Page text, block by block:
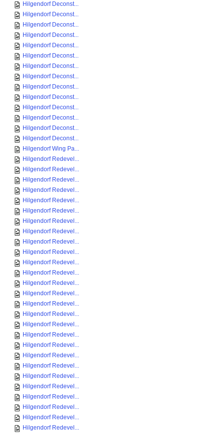
Hilgendorf Deconst...
Hilgendorf Deconst...
Hilgendorf Deconst...
Hilgendorf Deconst...
Hilgendorf Deconst...
Hilgendorf Deconst...
Hilgendorf Deconst...
Hilgendorf Deconst...
Hilgendorf Deconst...
Hilgendorf Deconst...
Hilgendorf Deconst...
Hilgendorf Deconst...
Hilgendorf Deconst...
Hilgendorf Deconst...
Hilgendorf Wing Pa...
Hilgendorf Redevel...
Hilgendorf Redevel...
Hilgendorf Redevel...
Hilgendorf Redevel...
Hilgendorf Redevel...
Hilgendorf Redevel...
Hilgendorf Redevel...
Hilgendorf Redevel...
Hilgendorf Redevel...
Hilgendorf Redevel...
Hilgendorf Redevel...
Hilgendorf Redevel...
Hilgendorf Redevel...
Hilgendorf Redevel...
Hilgendorf Redevel...
Hilgendorf Redevel...
Hilgendorf Redevel...
Hilgendorf Redevel...
Hilgendorf Redevel...
Hilgendorf Redevel...
Hilgendorf Redevel...
Hilgendorf Redevel...
Hilgendorf Redevel...
Hilgendorf Redevel...
Hilgendorf Redevel...
Hilgendorf Redevel...
Hilgendorf Redevel...